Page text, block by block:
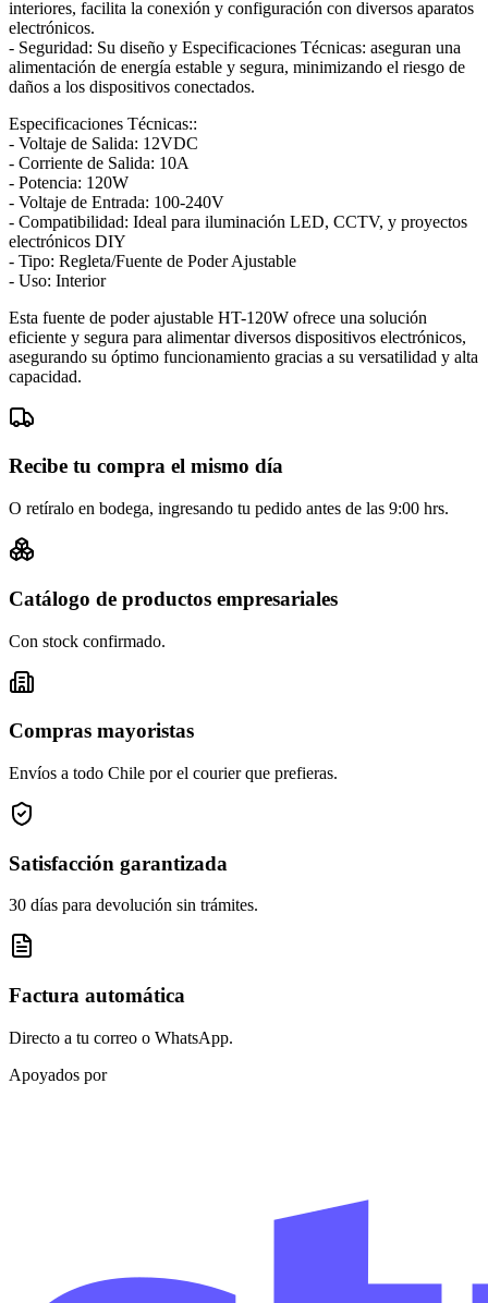
interiores, facilita la conexión y configuración con diversos aparatos
electrónicos.
- Seguridad: Su diseño y Especificaciones Técnicas: aseguran una
alimentación de energía estable y segura, minimizando el riesgo de
daños a los dispositivos conectados.
Especificaciones Técnicas::
- Voltaje de Salida: 12VDC
- Corriente de Salida: 10A
- Potencia: 120W
- Voltaje de Entrada: 100-240V
- Compatibilidad: Ideal para iluminación LED, CCTV, y proyectos
electrónicos DIY
- Tipo: Regleta/Fuente de Poder Ajustable
- Uso: Interior
Esta fuente de poder ajustable HT-120W ofrece una solución
eficiente y segura para alimentar diversos dispositivos electrónicos,
asegurando su óptimo funcionamiento gracias a su versatilidad y alta
capacidad.
Recibe tu compra el mismo día
O retíralo en bodega, ingresando tu pedido antes de las 9:00 hrs.
Catálogo de productos empresariales
Con stock confirmado.
Compras mayoristas
Envíos a todo Chile por el courier que prefieras.
Satisfacción garantizada
30 días para devolución sin trámites.
Factura automática
Directo a tu correo o WhatsApp.
Apoyados por